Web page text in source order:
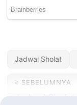
Jadwal Sholat
« SEBELUMNYA